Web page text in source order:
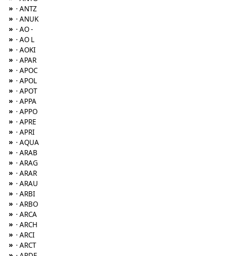
» · ANTZ
» · ANUK
» · AO -
» · AO L
» · AOKI
» · APAR
» · APOC
» · APOL
» · APOT
» · APPA
» · APPO
» · APRE
» · APRI
» · AQUA
» · ARAB
» · ARAG
» · ARAR
» · ARAU
» · ARBI
» · ARBO
» · ARCA
» · ARCH
» · ARCI
» · ARCT